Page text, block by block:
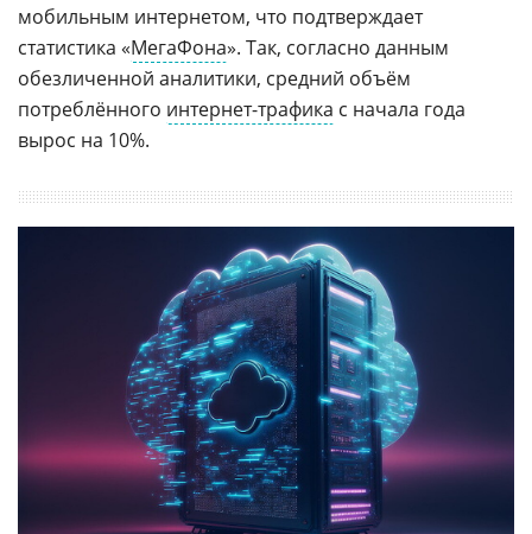
мобильным интернетом, что подтверждает
статистика «МегаФона». Так, согласно данным
обезличенной аналитики, средний объём
потреблённого интернет-трафика с начала года
вырос на 10%.